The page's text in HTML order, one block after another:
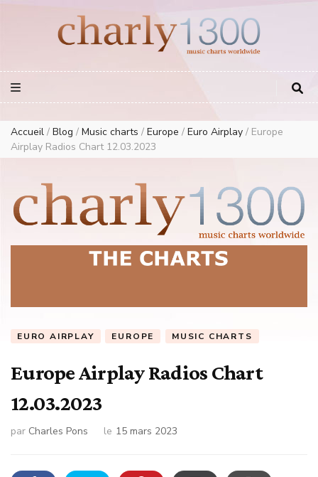
European Music Charts plus USA and Australia
Accueil / Blog / Music charts / Europe / Euro Airplay / Europe
Airplay Radios Chart 12.03.2023
EURO AIRPLAY EUROPE MUSIC CHARTS
Europe Airplay Radios Chart
12.03.2023
par Charles Pons le 15 mars 2023